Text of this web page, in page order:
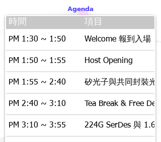
Agenda
時間 項目
PM 1:30 ~ 1:50 Welcome 報到入場
PM 1:50 ~ 1:55 Host Opening
PM 1:55 ~ 2:40 矽光子與共同封裝光
PM 2:40 ~ 3:10 Tea Break & Free
PM 3:10 ~ 3:55 224G SerDes 與